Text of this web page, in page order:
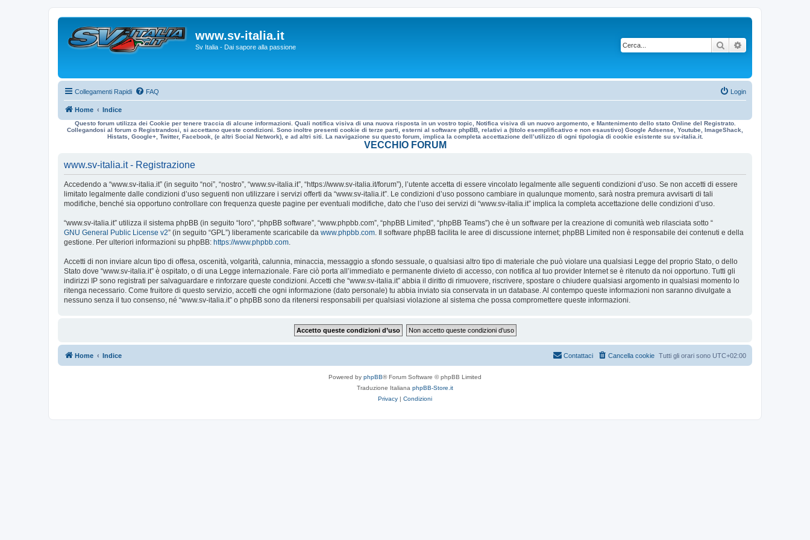
www.sv-italia.it
Sv Italia - Dai sapore alla passione Cerca
Collegamenti Rapidi FAQ Login
Home Indice
Questo forum utilizza dei Cookie per tenere traccia di alcune informazioni. Quali notifica visiva di una nuova risposta in un vostro topic, Notifica visiva di un nuovo argomento, e Mantenimento dello stato Online del Registrato.
Collegandosi al forum o Registrandosi, si accettano queste condizioni. Sono inoltre presenti cookie di terze parti, esterni al software phpBB, relativi a (titolo esemplificativo e non esaustivo) Google Adsense, Youtube, ImageShack,
Histats, Google+, Twitter, Facebook, (e altri Social Network), e ad altri siti. La navigazione su questo forum, implica la completa accettazione dell’utilizzo di ogni tipologia di cookie esistente su sv-italia.it.
VECCHIO FORUM
www.sv-italia.it - Registrazione
Accedendo a “www.sv-italia.it” (in seguito “noi”, “nostro”, “www.sv-italia.it”, “https://www.sv-italia.it/forum”), l’utente accetta di essere vincolato legalmente alle seguenti condizioni d’uso. Se non accetti di essere
limitato legalmente dalle condizioni d’uso seguenti non utilizzare i servizi offerti da “www.sv-italia.it”. Le condizioni d’uso possono cambiare in qualunque momento, sarà nostra premura avvisarti di tali
modifiche, benché sia opportuno controllare con frequenza queste pagine per eventuali modifiche, dato che l’uso dei servizi di “www.sv-italia.it” implica la completa accettazione delle condizioni d’uso.
“www.sv-italia.it” utilizza il sistema phpBB (in seguito “loro”, “phpBB software”, “www.phpbb.com”, “phpBB Limited”, “phpBB Teams”) che è un software per la creazione di comunità web rilasciata sotto “
GNU General Public License v2” (in seguito “GPL”) liberamente scaricabile da www.phpbb.com. Il software phpBB facilita le aree di discussione internet; phpBB Limited non è responsabile dei contenuti e della
gestione. Per ulteriori informazioni su phpBB: https://www.phpbb.com.
Accetti di non inviare alcun tipo di offesa, oscenità, volgarità, calunnia, minaccia, messaggio a sfondo sessuale, o qualsiasi altro tipo di materiale che può violare una qualsiasi Legge del proprio Stato, o dello
Stato dove “www.sv-italia.it” è ospitato, o di una Legge internazionale. Fare ciò porta all’immediato e permanente divieto di accesso, con notifica al tuo provider Internet se è ritenuto da noi opportuno. Tutti gli
indirizzi IP sono registrati per salvaguardare e rinforzare queste condizioni. Accetti che “www.sv-italia.it” abbia il diritto di rimuovere, riscrivere, spostare o chiudere qualsiasi argomento in qualsiasi momento lo
ritenga necessario. Come fruitore di questo servizio, accetti che ogni informazione (dato personale) tu abbia inviato sia conservata in un database. Al contempo queste informazioni non saranno divulgate a
nessuno senza il tuo consenso, né “www.sv-italia.it” o phpBB sono da ritenersi responsabili per qualsiasi violazione al sistema che possa compromettere queste informazioni.
Home Indice Tutti gli orari sono UTC+02:00
Cancella cookie
Contattaci
Powered by phpBB® Forum Software © phpBB Limited
Traduzione Italiana phpBB-Store.it
Privacy | Condizioni